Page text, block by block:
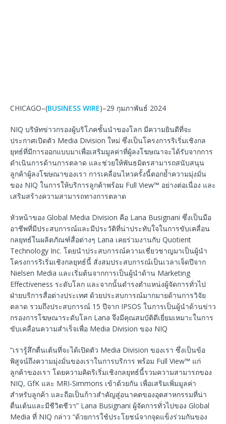
CHICAGO–(BUSINESS WIRE)–29 กุมภาพันธ์ 2024
NIQ บริษัทข่าวกรองผู้บริโภคชั้นนำของโลก มีความยินดีที่จะ
ประกาศเปิดตัว Media Division ใหม่ ซึ่งเป็นโครงการริเริ่มเชิงกล
ยุทธ์ที่มีการออกแบบมาเพื่อเสริมมูลค่าที่ผู้ลงโฆษณาจะได้รับจากการ
ดำเนินการด้านการตลาด และช่วยให้พันธมิตรสามารถสนับสนุน
ลูกค้าผู้ลงโฆษณาของเรา การเคลื่อนไหวครั้งนี้ตอกย้ำความมุ่งมั่น
ของ NIQ ในการให้บริการลูกค้าพร้อม Full View™ อย่างต่อเนื่อง และ
เสริมสร้างความสามารถทางการตลาด
หัวหน้าของ Global Media Division คือ Lana Busignani ซึ่งเป็นมือ
อาชีพที่มีประสบการณ์และมีประวัติที่น่าประทับใจในการขับเคลื่อน
กลยุทธ์ในผลิตภัณฑ์สื่อต่างๆ Lana เคยร่วมงานกับ Quotient
Technology Inc. โดยนำประสบการณ์ความเชี่ยวชาญมาเป็นผู้นำ
โครงการริเริ่มเชิงกลยุทธ์นี้ สั่งสมประสบการณ์เป็นเวลาเจ็ดปีจาก
Nielsen Media และเริ่มต้นจากการเป็นผู้นำด้าน Marketing
Effectiveness ระดับโลก และจากนั้นดำรงตำแหน่งผู้จัดการทั่วไป
ฝ่ายบริการสื่อต่างประเทศ ด้วยประสบการณ์มากมายด้านการวิจัย
ตลาด รวมถึงประสบการณ์ 15 ปีจาก IPSOS ในการเป็นผู้นำด้านข่าว
กรองการโฆษณาระดับโลก Lana จึงมีคุณสมบัติดีเยี่ยมเหมาะในการ
ขับเคลื่อนความสำเร็จเพื่อ Media Division ของ NIQ
“เรารู้สึกตื่นเต้นที่จะได้เปิดตัว Media Division ของเรา ซึ่งเป็นข้อ
พิสูจน์ถึงความมุ่งมั่นของเราในการบริการ พร้อม Full View™ แก่
ลูกค้าของเรา โดยความคิดริเริ่มเชิงกลยุทธ์นี้รวมความสามารถของ
NIQ, GfK และ MRI-Simmons เข้าด้วยกัน เพื่อเสริมเพิ่มมูลค่า
สำหรับลูกค้า และถือเป็นก้าวสำคัญสู่อนาคตของอุตสาหกรรมที่น่า
ตื่นเต้นและมีชีวิตชีวา” Lana Busignani ผู้จัดการทั่วไปของ Global
Media ที่ NIQ กล่าว “ด้วยการใช้ประโยชน์จากจุดแข็งร่วมกันของ